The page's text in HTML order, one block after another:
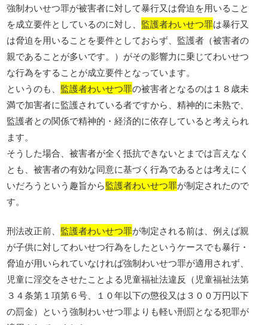
強制わいせつ罪が被害者に対して暴行又は脅迫を用いること
を成立要件としているのに対し、 監護者わいせつ罪は暴行又
は脅迫を用いることを要件としておらず、監護者（被害者の
親であることが多いです。）がその影響力に乗じてわいせつ
な行為をすることが成立要件となっています。
というのも、 監護者わいせつ罪の被害者となるのは１８歳未
満で加害者に監護されている者ですから、精神的に未熟で、
監護者との関係で精神的・経済的に依存していると考えられ
ます。
そうした場合、被害者が全く抵抗できないとまでは言えなく
とも、被害者の有効な同意に基づく行為であるとは考えにく
いだろうという趣旨から監護者わいせつ罪が制定されたので
す。
刑法改正前、 監護者わいせつ罪が制定される前は、例えば親
が子供に対してわいせつ行為をしたというケースでも暴行・
脅迫が用いられていなければ強制わいせつ罪が適用されず、
児童に淫交をさせたことよる児童福祉法違反（児童福祉法第
３４条第１項第６号、１０年以下の懲役又は３００万円以下
の罰金）という強制わいせつ罪よりも軽い刑罰となる犯罪が